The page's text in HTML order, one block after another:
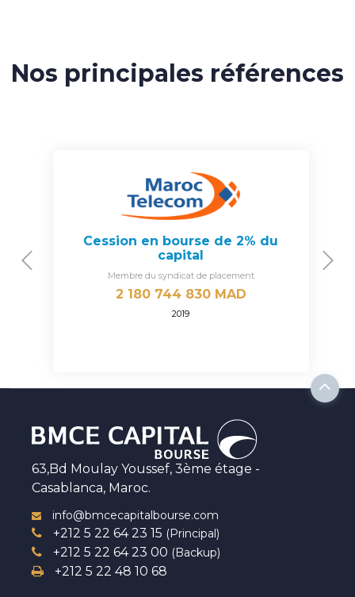
Nos principales références
Cession en bourse de 2% du
capital
Membre du syndicat de placement
2 180 744 830 MAD
2019
Previous
63,Bd Moulay Youssef, 3ème étage -
Casablanca, Maroc.
info@bmcecapitalbourse.com
+212 5 22 64 23 15 (Principal)
+212 5 22 64 23 00 (Backup)
+212 5 22 48 10 68